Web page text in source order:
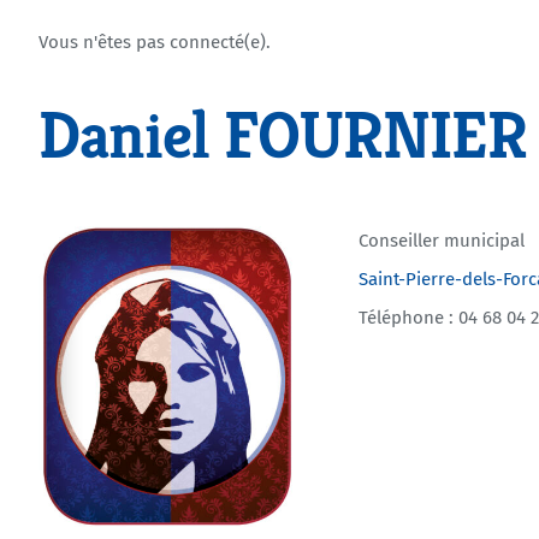
Vous n'êtes pas connecté(e).
Daniel FOURNIER
Conseiller municipal
Saint-Pierre-dels-
Téléphone : 04 68 04